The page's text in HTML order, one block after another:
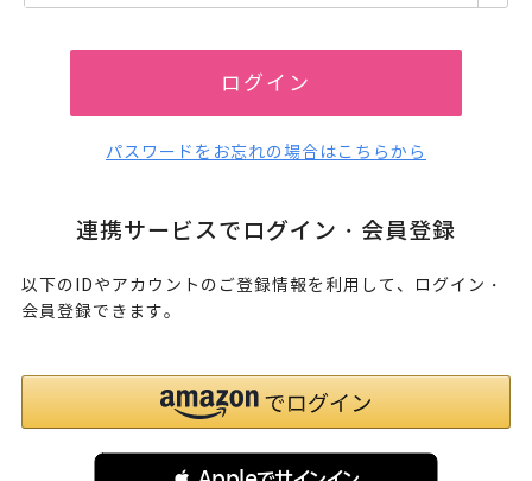
ログイン
パスワードをお忘れの場合はこちらから
連携サービスでログイン・会員登録
以下のIDやアカウントのご登録情報を利用して、ログイン・
会員登録できます。